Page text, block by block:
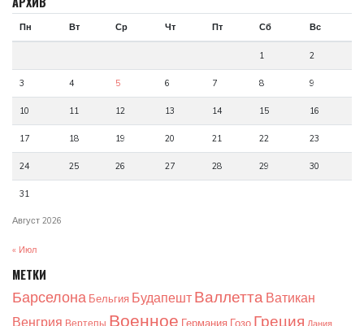
Август 2026
Пн Вт Ср Чт Пт Сб Вс
1 2
3 4 5 6 7 8 9
10 11 12 13 14 15 16
17 18 19 20 21 22 23
24 25 26 27 28 29 30
31
« Июл
МЕТКИ
Барселона Бельгия Будапешт Валлетта Ватикан
Венгрия Вертепы Военное Германия Гозо Греция